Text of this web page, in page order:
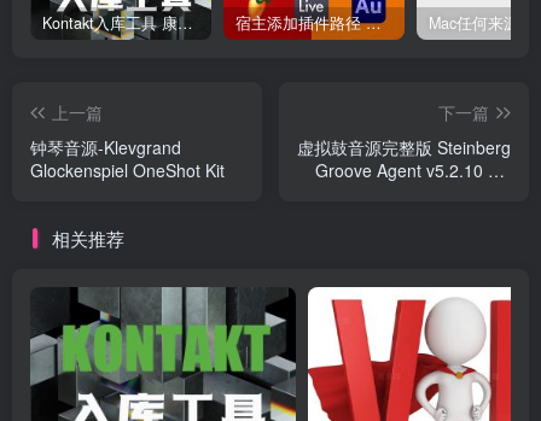
Kontakt入库工具 康泰克入库教程 宿主添加插件路径 插件路径设置 VSTPlugins路径
上一篇
钟琴音源-Klevgrand
Glockenspiel OneShot Kit
下一篇
虚拟鼓音源完整版 Steinberg
Groove Agent v5.2.10 VR
相关推荐